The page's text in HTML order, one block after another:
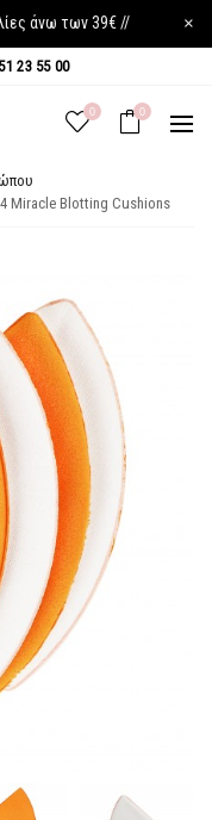
άνω των 39€ // ×
23 55 00
0 0
Miracle Blotting Cushions